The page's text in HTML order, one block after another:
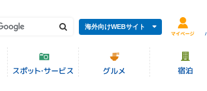
海外向けWEBサイト